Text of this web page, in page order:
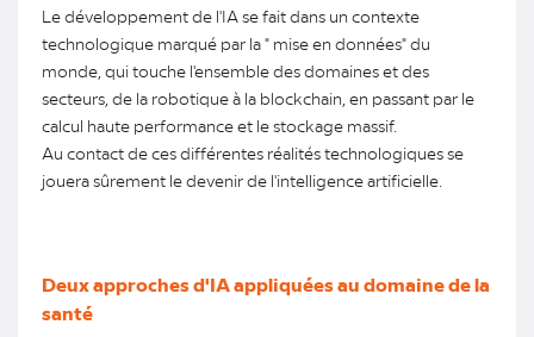
Le développement de l'IA se fait dans un contexte
technologique marqué par la " mise en données" du
monde, qui touche l'ensemble des domaines et des
secteurs, de la robotique à la blockchain, en passant par le
calcul haute performance et le stockage massif.
Au contact de ces différentes réalités technologiques se
jouera sûrement le devenir de l'intelligence artificielle.
Deux approches d'IA appliquées au domaine de la
santé